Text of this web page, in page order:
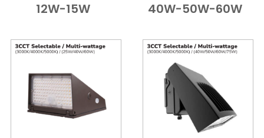
12W-15W
40W-50W-60W